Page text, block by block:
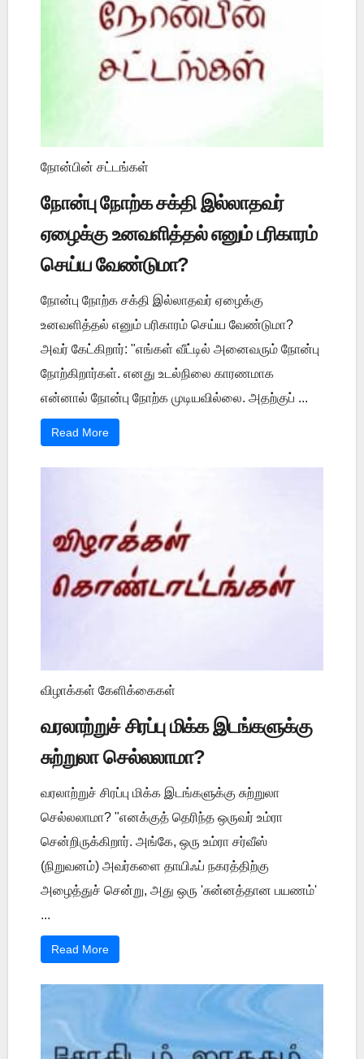
நோன்பின் சட்டங்கள்
நோன்பு நோற்க சக்தி இல்லாதவர்
ஏழைக்கு உனவளித்தல் எனும் பரிகாரம்
செய்ய வேண்டுமா?
நோன்பு நோற்க சக்தி இல்லாதவர் ஏழைக்கு
உனவளித்தல் எனும் பரிகாரம் செய்ய வேண்டுமா?
அவர் கேட்கிறார்: "எங்கள் வீட்டில் அனைவரும் நோன்பு
நோற்கிறார்கள். எனது உடல்நிலை காரணமாக
என்னால் நோன்பு நோற்க முடியவில்லை. அதற்குப் ...
Read More
விழாக்கள் கேளிக்கைகள்
வரலாற்றுச் சிரப்பு மிக்க இடங்களுக்கு
சுற்றுலா செல்லலாமா?
வரலாற்றுச் சிரப்பு மிக்க இடங்களுக்கு சுற்றுலா
செல்லலாமா? "எனக்குத் தெரிந்த ஒருவர் உம்ரா
சென்றிருக்கிறார். அங்கே, ஒரு உம்ரா சர்வீஸ்
(நிறுவனம்) அவர்களை தாயிஃப் நகரத்திற்கு
அழைத்துச் சென்று, அது ஒரு 'சுன்னத்தான பயணம்'
...
Read More